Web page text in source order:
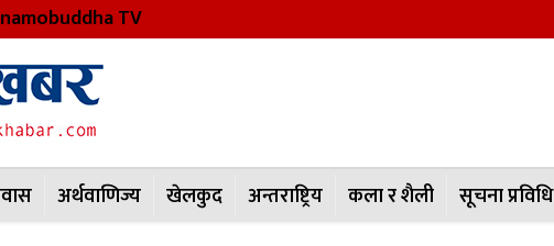
namobuddha TV
अर्थवाणिज्य खेलकुद अन्तराष्ट्रिय कला र शैली सूचना प्रविधि